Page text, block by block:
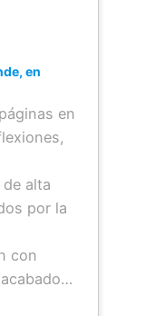
en
en
alta
por la
con